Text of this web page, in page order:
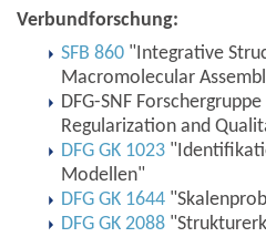
Verbundforschung:
SFB 860 "Integrative
Macromolecular
DFG-SNF
Regularization and
DFG GK 1023
Modellen"
DFG GK 1644
DFG GK 2088